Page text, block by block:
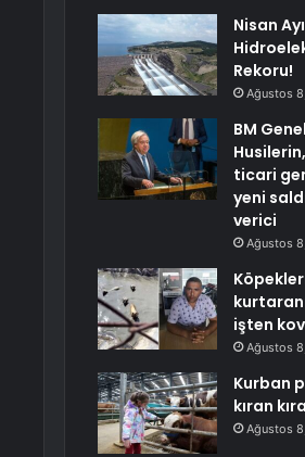
Nisan
Rekoru!
Ağustos
BM
ticari
yeni
verici
Ağustos
işten
Ağustos
Kurban
kıran
Ağustos